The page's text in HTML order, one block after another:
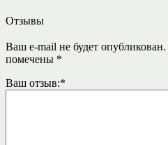
Отзывы
Ваш e-mail не будет опубликован.
помечены *
Ваш отзыв:*